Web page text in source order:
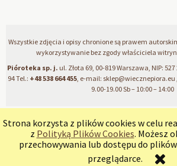
Strona korzysta z plików cookies w celu
z Polityką Plików Cookies. Możesz
przechowywania lub dostępu do
przeglądarce.
Wszystkie zdjęcia i opisy chronione są prawem
wykorzystywanie bez zgody właściciela
Pióroteka sp. j. ul. Złota 69, 00-819 Warszawa, NIP: 527
94Tel.: +48 538 664 455 , e-mail: sklep@wiecznepiora.eu
9.00-19.00 Sb – 10:00 – 14:00
pokaż pełną wersję
Sklep internetowy Shoper